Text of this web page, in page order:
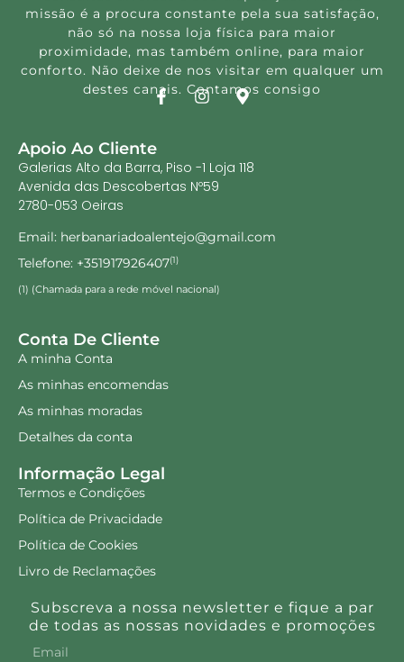
missão é a procura constante pela sua satisfação,
não só na nossa loja física para maior
proximidade, mas também online, para maior
conforto. Não deixe de nos visitar em qualquer um
destes canais. Contamos consigo
Apoio Ao Cliente
Galerias Alto da Barra, Piso -1 Loja 118
Avenida das Descobertas Nº59
2780-053 Oeiras
Email: herbanariadoalentejo@gmail.com
Telefone: +351917926407(1)
(1) (Chamada para a rede móvel nacional)
Conta De Cliente
A minha Conta
As minhas encomendas
As minhas moradas
Detalhes da conta
Informação Legal
Termos e Condições
Política de Privacidade
Política de Cookies
Livro de Reclamações
Subscreva a nossa newsletter e fique a par
de todas as nossas novidades e promoções